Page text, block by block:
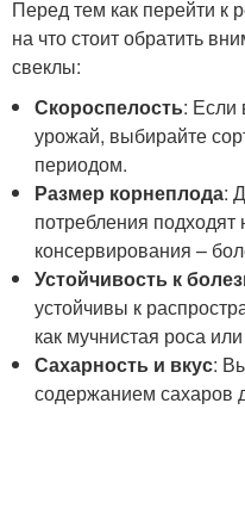
Перед тем как перейти к
на что стоит обратить
свеклы:
Скороспелость: Если
урожай, выбирайте
периодом.
Размер корнеплода:
потребления
консервирования –
Устойчивость к
устойчивы к
как мучнистая роса
Сахарность и вкус:
содержанием сахаров